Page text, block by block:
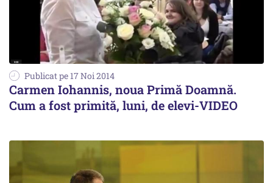
Publicat pe 17 Noi 2014
Carmen Iohannis, noua Primă Doamnă.
Cum a fost primită, luni, de elevi-VIDEO